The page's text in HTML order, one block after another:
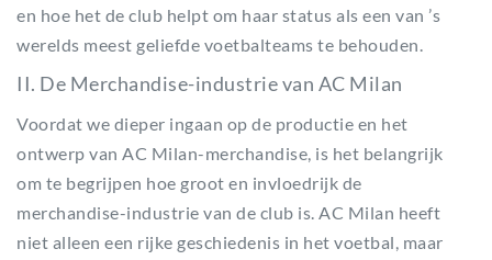
en hoe het de club helpt om haar status als een van ’s
werelds meest geliefde voetbalteams te behouden.
II. De Merchandise-industrie van AC Milan
Voordat we dieper ingaan op de productie en het
ontwerp van AC Milan-merchandise, is het belangrijk
om te begrijpen hoe groot en invloedrijk de
merchandise-industrie van de club is. AC Milan heeft
niet alleen een rijke geschiedenis in het voetbal, maar